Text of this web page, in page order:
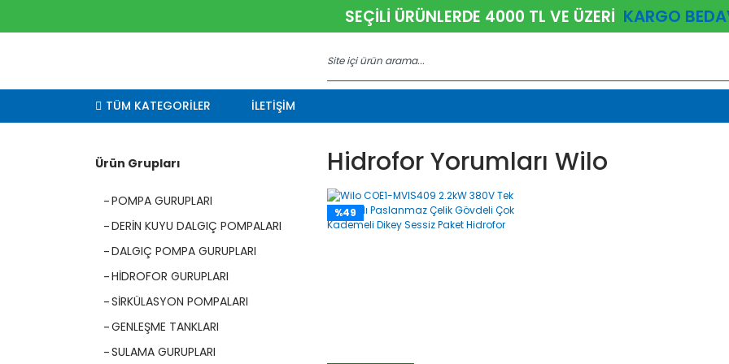
SEÇİLİ ÜRÜNLERDE 4000 TL VE ÜZERİ KARGO
TÜM KATEGORİLER İLETİŞİM
Ürün Grupları
POMPA GURUPLARI
DERİN KUYU DALGIÇ POMPALARI
DALGIÇ POMPA GURUPLARI
HİDROFOR GURUPLARI
SİRKÜLASYON POMPALARI
GENLEŞME TANKLARI
SULAMA GURUPLARI
Hidrofor Yorumları Wilo
%49